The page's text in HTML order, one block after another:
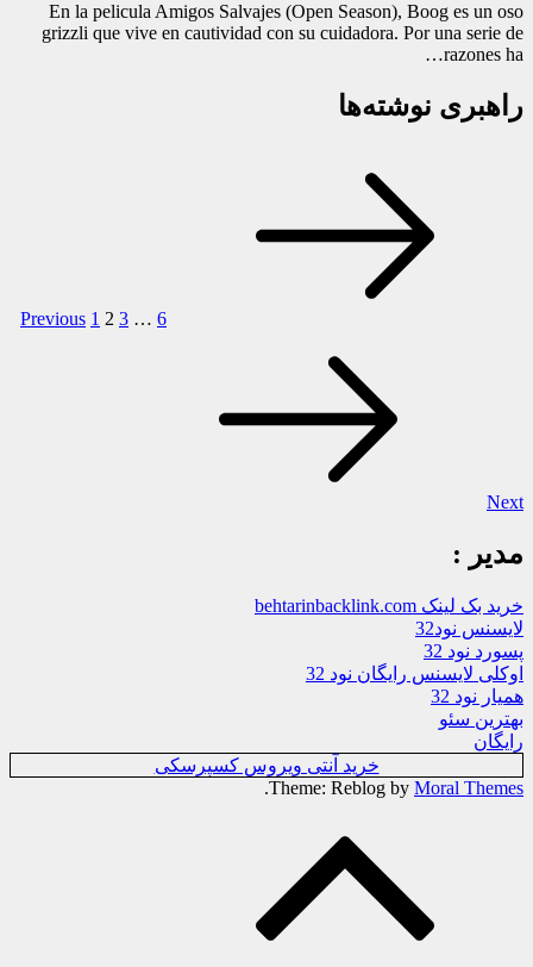
En la pelicula Amigos Salvajes (Open Season), Boog es un oso
grizzli que vive en cautividad con su cuidadora. Por una serie de
razones ha…
راهبری نوشته‌ها
Previous 1 2 3 … 6
Next
مدیر :
خرید بک لینک behtarinbacklink.com
لایسنس نود32
پسورد نود 32
اوکلی لایسنس رایگان نود 32
همیار نود 32
بهترین سئو
رایگان
خرید آنتی ویروس کسپرسکی
Theme: Reblog by Moral Themes
.